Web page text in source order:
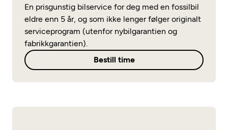
Diagnose/Feilsøking
Se alle (52) tjenester her
Fritt verkstedvalg
Lønnsomt valg
Mobilitetsgaranti
Opprett en konto
En prisgunstig bilservice for deg med en fossilbil
eldre enn 5 år, og som ikke lenger følger originalt
serviceprogram (utenfor nybilgarantien og
fabrikkgarantien).
Bestill time